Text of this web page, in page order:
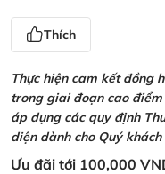
Thích
Thực hiện cam kết đồng
trong giai đoạn cao
áp dụng các quy định
diện dành cho Quý
Ưu đãi tới 100,000